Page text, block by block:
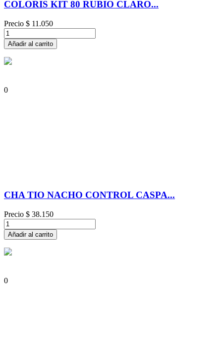
COLORIS KIT 80 RUBIO CLARO...
Precio $ 11.050
Añadir al carrito
0
CHA TIO NACHO CONTROL CASPA...
Precio $ 38.150
Añadir al carrito
0